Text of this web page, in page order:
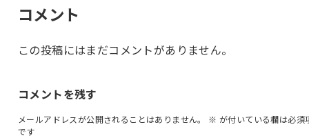
コメント
この投稿にはまだコメントがありません。
コメントを残す
メールアドレスが公開されることはありません。 ※ が付いている欄は必須
です